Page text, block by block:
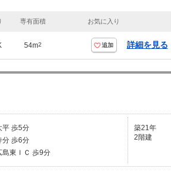
専有面積 お気に入り
54m2 追加 詳細を見る
平 歩5分
分 歩6分
島東ＩＣ 歩9分
築21年
2階建